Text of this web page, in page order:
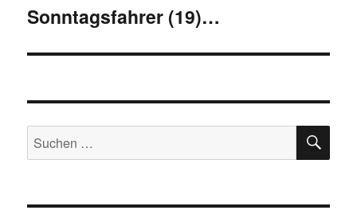
Nächster
Sonntagsfahrer (19)…
Suchen
nach: